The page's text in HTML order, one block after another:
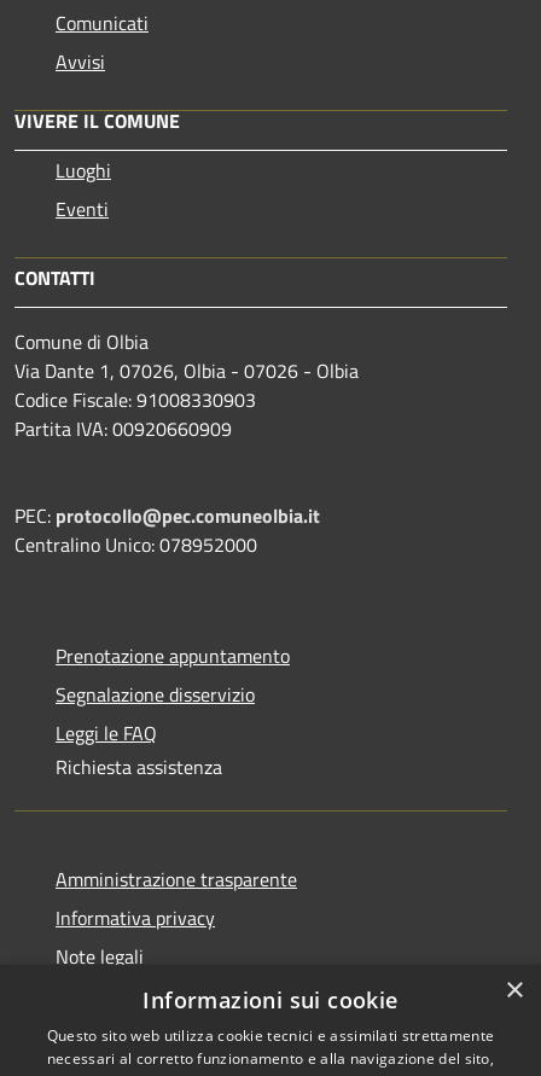
Comunicati
Avvisi
VIVERE IL COMUNE
Luoghi
Eventi
CONTATTI
Comune di Olbia
Via Dante 1, 07026, Olbia - 07026 - Olbia
Codice Fiscale: 91008330903
Partita IVA: 00920660909
PEC: protocollo@pec.comuneolbia.it
Centralino Unico: 078952000
Prenotazione appuntamento
Segnalazione disservizio
Leggi le FAQ
Richiesta assistenza
Amministrazione trasparente
Informativa privacy
Note legali
Dichiarazione di accessibilità
×
Informazioni sui cookie
Questo sito web utilizza cookie tecnici e assimilati strettamente
necessari al corretto funzionamento e alla navigazione del sito,